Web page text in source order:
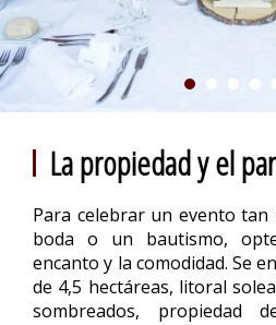
La propiedad y el
Para celebrar un evento
boda o un bautismo,
encanto y la comodidad. Se
de 4,5 hectáreas, litoral
sombreados, propiedad